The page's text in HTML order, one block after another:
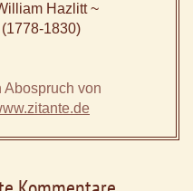
Hazlitt ~
(1778-1830)
Abospruch von